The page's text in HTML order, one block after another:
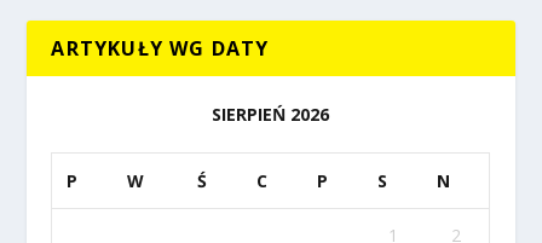
ARTYKUŁY WG DATY
SIERPIEŃ 2026
P W Ś C P S N
1 2